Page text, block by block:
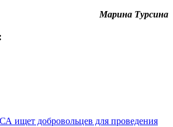
Марина Турсина
ищет добровольцев для проведения